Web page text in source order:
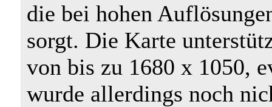
die bei hohen
sorgt. Die Karte
von bis zu 1680 x 1050,
wurde allerdings noch